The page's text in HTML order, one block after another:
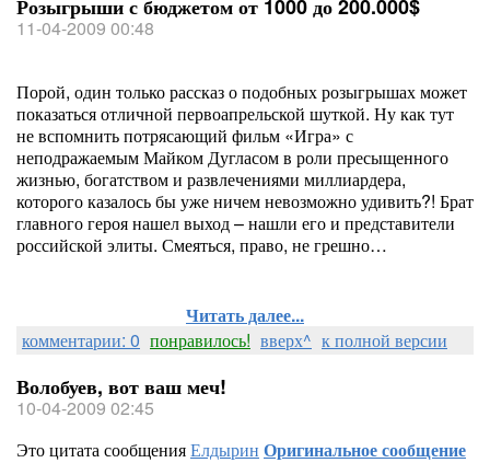
Розыгрыши с бюджетом от 1000 до 200.000$
11-04-2009 00:48
Порой, один только рассказ о подобных розыгрышах может
показаться отличной первоапрельской шуткой. Ну как тут
не вспомнить потрясающий фильм «Игра» с
неподражаемым Майком Дугласом в роли пресыщенного
жизнью, богатством и развлечениями миллиардера,
которого казалось бы уже ничем невозможно удивить?! Брат
главного героя нашел выход – нашли его и представители
российской элиты. Смеяться, право, не грешно…
Читать далее...
комментарии: 0 понравилось! вверх^ к полной версии
Волобуев, вот ваш меч!
10-04-2009 02:45
Это цитата сообщенияЕлдырин Оригинальное сообщение